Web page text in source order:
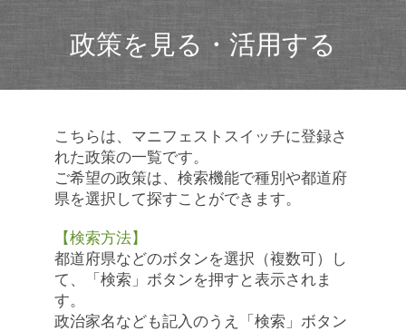
政策を見る・活用する
こちらは、マニフェストスイッチに登録さ
れた政策の一覧です。
ご希望の政策は、検索機能で種別や都道府
県を選択して探すことができます。
【検索方法】
都道府県などのボタンを選択（複数可）し
て、「検索」ボタンを押すと表示されま
す。
政治家名なども記入のうえ「検索」ボタン